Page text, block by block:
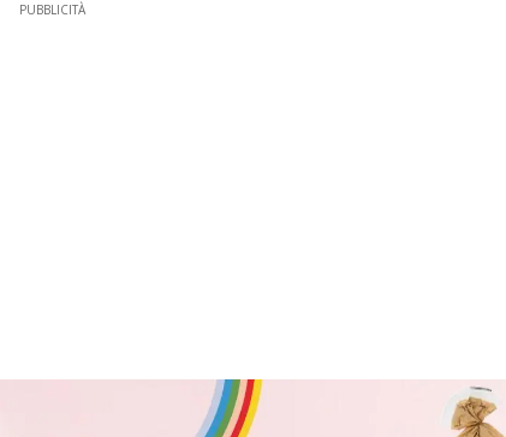
PUBBLICITÀ